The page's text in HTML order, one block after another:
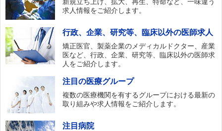
新規立ち上げ、拡大、再生、特命など、一味違う
求人情報をご紹介します。
行政、企業、研究等、臨床以外の医師求人
矯正医官、製薬企業のメディカルドクター、産業
医など、行政、企業、研究等、臨床以外の医師求
人をご紹介します。
注目の医療グループ
複数の医療機関を有するグループにおける最新の
取り組みや求人情報をご紹介します。
注目病院